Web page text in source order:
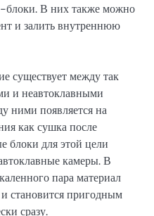
блоки. В них также можно
и залить внутреннюю
существует между так
и неавтоклавными
ними появляется на
как сушка после
блоки для этой цели
камеры. В
пара материал
и становится пригодным
сразу.